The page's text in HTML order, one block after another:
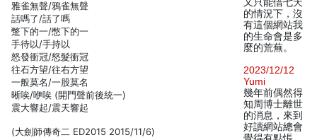
雅雀無聲/鴉雀無聲
話嗎了/話了嗎
蹩下的一/憋下的一
手待以/手持以
怒發衝冠/怒髮衝冠
往石方望/往右方望
一般莫名/一股莫名
晰唉/咿唉 (開門聲前後統一)
震大響起/震天響起
(大劍師傳奇二 ED2015 2015/11/6)
的情況下，沒
有這個網站我
的生命會是多
麼的荒蕪。
2023/12/12
Yumi
幾年前偶然得
知周博士離世
的消息，來到
好讀網站總會